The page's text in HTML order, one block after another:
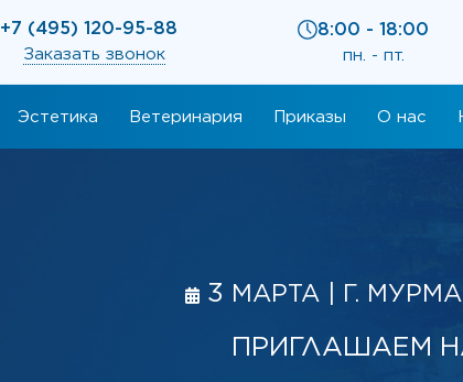
+7 (495) 120-95-88
Заказать звонок
8:00 - 18:00
пн. - пт.
Эстетика Ветеринария Приказы О нас
3 МАРТА | Г.
ПРИГЛАШАЕМ